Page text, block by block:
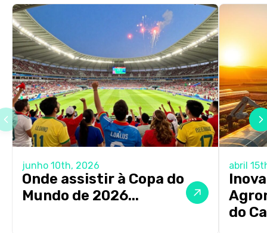
junho 10th, 2026
Onde assistir à Copa do
Mundo de 2026...
abril
do